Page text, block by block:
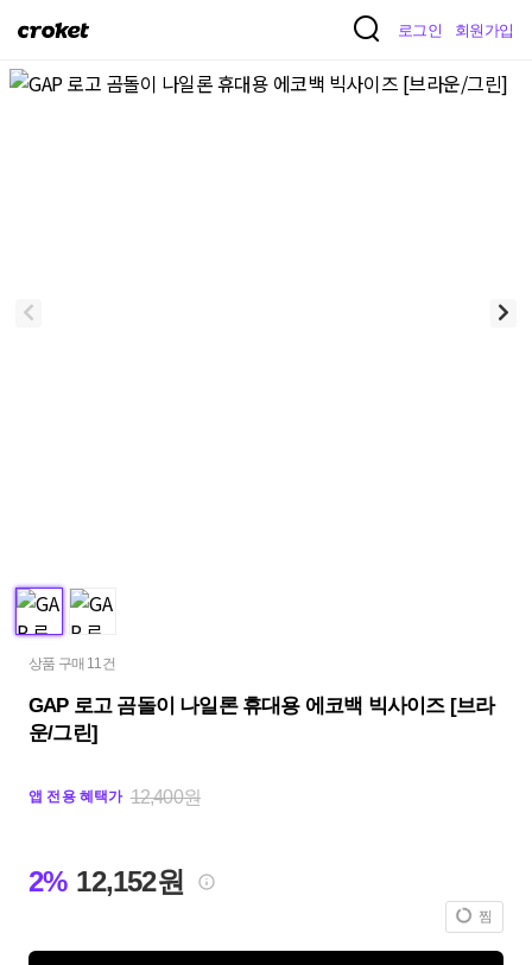
크
켓
로그인 회원가입
상품 구매 11건
GAP 로고 곰돌이 나일론 휴대용 에코백 빅사이즈 [브라
운/그린]
앱 전용 혜택가 12,400원
2% 12,152원
찜